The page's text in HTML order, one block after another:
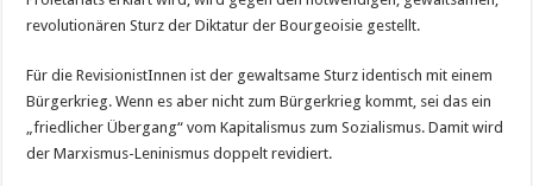
revolutionären Sturz der Diktatur der Bourgeoisie gestellt.
Für die RevisionistInnen ist der gewaltsame Sturz identisch mit einem
Bürgerkrieg. Wenn es aber nicht zum Bürgerkrieg kommt, sei das ein
„friedlicher Übergang“ vom Kapitalismus zum Sozialismus. Damit wird
der Marxismus-Leninismus doppelt revidiert.